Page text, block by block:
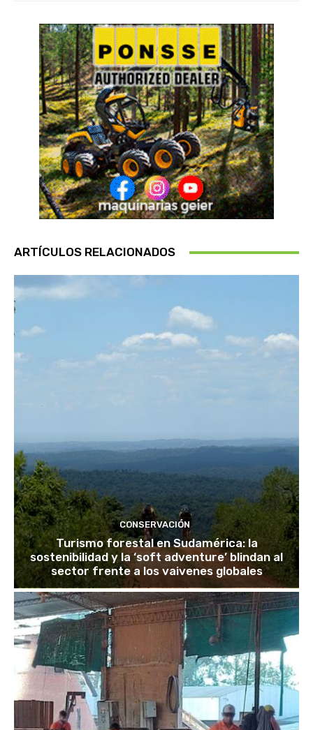
ARTÍCULOS RELACIONADOS
CONSERVACIÓN
Turismo forestal en Sudamérica: la
sostenibilidad y la ‘soft adventure’ blindan al
sector frente a los vaivenes globales